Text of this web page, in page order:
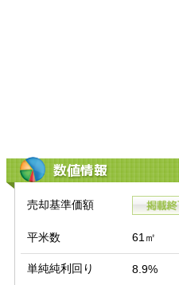
数値情報
売却基準価額
平米数 61㎡
単純純利回り 8.9%